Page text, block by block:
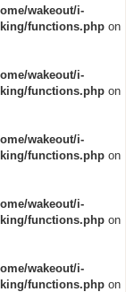
wakeout/i-
functions.php on
wakeout/i-
functions.php on
wakeout/i-
functions.php on
wakeout/i-
functions.php on
wakeout/i-
functions.php on